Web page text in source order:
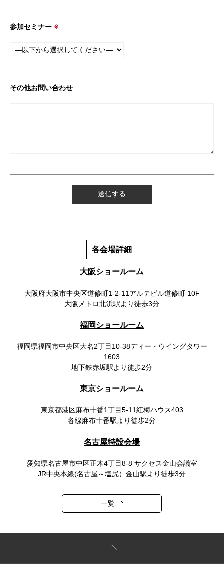
参加セミナー ※
その他お問い合わせ
各会場詳細
大阪ショールーム
大阪府大阪市中央区道修町1-2-11アルテビル道修町 10F
大阪メトロ北浜駅より徒歩3分
福岡ショールーム
福岡県福岡市中央区大名2丁目10-38ディー・ウイングタワー
1603
地下鉄赤坂駅より徒歩2分
東京ショールーム
東京都港区麻布十番1丁目5-11紅梅ハウス403
各線麻布十番駅より徒歩2分
名古屋特設会場
愛知県名古屋市中区正木4丁目8-8 サクセス金山会議室
JR中央本線(名古屋～塩尻）金山駅より徒歩3分
一覧